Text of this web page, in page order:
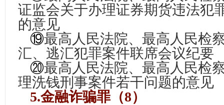
证监会关于办理证券期货违法犯
的意见
⑲最高人民法院、最高人民检
汇、逃汇犯罪案件联席会议纪要
⑳最高人民法院、最高人民检
理洗钱刑事案件若干问题的意见
5.金融诈骗罪（8）